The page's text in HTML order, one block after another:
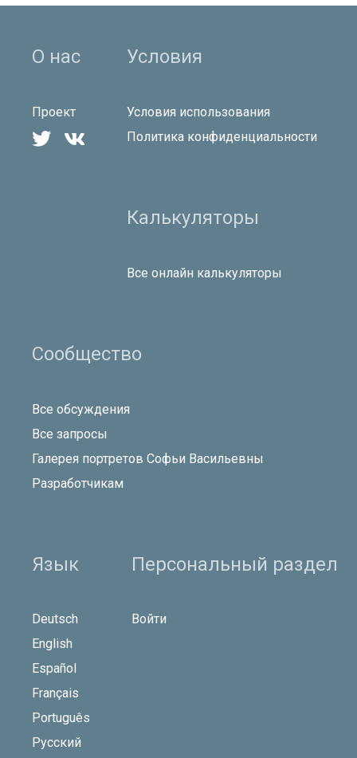
О нас
Проект
 
Условия
Условия использования
Политика конфиденциальности
Калькуляторы
Все онлайн калькуляторы
Сообщество
Все обсуждения
Все запросы
Галерея портретов Софьи Васильевны
Разработчикам
Язык
Deutsch
English
Español
Français
Português
Русский
Персональный раздел
Войти